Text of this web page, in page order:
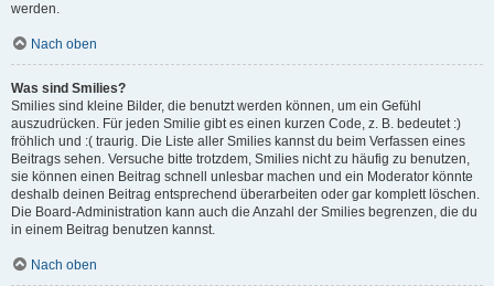
werden.
Nach oben
Was sind Smilies?
Smilies sind kleine Bilder, die benutzt werden können, um ein Gefühl
auszudrücken. Für jeden Smilie gibt es einen kurzen Code, z. B. bedeutet :)
fröhlich und :( traurig. Die Liste aller Smilies kannst du beim Verfassen eines
Beitrags sehen. Versuche bitte trotzdem, Smilies nicht zu häufig zu benutzen,
sie können einen Beitrag schnell unlesbar machen und ein Moderator könnte
deshalb deinen Beitrag entsprechend überarbeiten oder gar komplett löschen.
Die Board-Administration kann auch die Anzahl der Smilies begrenzen, die du
in einem Beitrag benutzen kannst.
Nach oben